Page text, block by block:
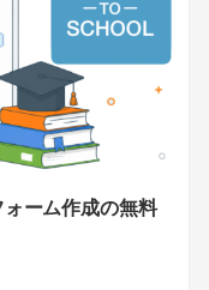
ーム作成の無料